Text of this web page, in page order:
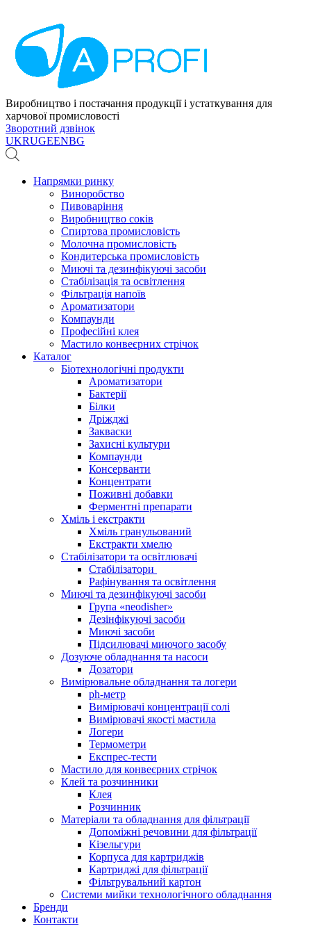
Виробництво і постачання продукції і устаткування для
харчової промисловості
Зворотний дзвінок
UKRUGEENBG
Напрямки ринку
Виноробство
Пивоваріння
Виробництво соків
Спиртова промисловість
Молочна промисловість
Кондитерська промисловість
Миючі та дезинфікуючі засоби
Стабілізація та освітлення
Фільтрація напоїв
Ароматизатори
Компаунди
Професійні клея
Мастило конвеєрних стрічок
Каталог
Біотехнологічні продукти
Ароматизатори
Бактерії
Білки
Дріжджі
Закваски
Захисні культури
Компаунди
Консерванти
Концентрати
Поживні добавки
Ферментні препарати
Хміль і екстракти
Хміль гранульований
Екстракти хмелю
Стабілізатори та освітлювачі
Стабілізатори
Рафінування та освітлення
Миючі та дезинфікуючі засоби
Група «neodisher»
Дезінфікуючі засоби
Миючі засоби
Підсилювачі миючого засобу
Дозуюче обладнання та насоси
Дозатори
Вимірювальне обладнання та логери
ph-метр
Вимірювачі концентрації солі
Вимірювачі якості мастила
Логери
Термометри
Експрес-тести
Мастило для конвеєрних стрічок
Клей та розчинники
Клея
Розчинник
Матеріали та обладнання для фільтрації
Допоміжні речовини для фільтрації
Кізельгури
Корпуса для картриджів
Картриджі для фільтрації
Фільтрувальний картон
Системи мийки технологічного обладнання
Бренди
Контакти